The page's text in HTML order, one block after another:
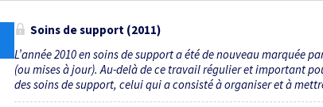
Soins de support (2011)
L’année 2010 en soins de support a été de nouveau marquée
(ou mises à jour). Au-delà de ce travail régulier et important
des soins de support, celui qui a consisté à organiser et à